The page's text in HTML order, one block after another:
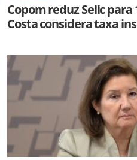
Copom reduz Selic
Costa considera taxa